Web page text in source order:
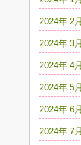
2024年 2月
2024年 3月
2024年 4月
2024年 5月
2024年 6月
2024年 7月